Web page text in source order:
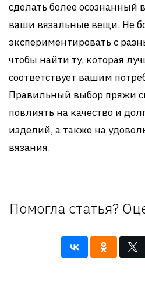
сделать более осознанный
ваши вязальные вещи. Не
экспериментировать с
чтобы найти ту, которая
соответствует вашим
Правильный выбор пряжи
повлиять на качество и
изделий, а также на
вязания.
Помогла статья?